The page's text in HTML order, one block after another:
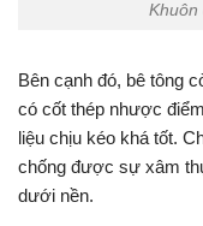
Khuôn
Bên cạnh đó, bê tông
có cốt thép nhược
liệu chịu kéo khá tốt.
chống được sự xâm
dưới nền.